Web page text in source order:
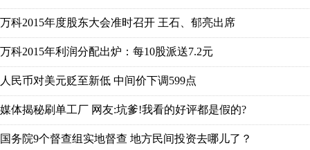
万科2015年度股东大会准时召开 王石、郁亮出席
万科2015年利润分配出炉：每10股派送7.2元
人民币对美元贬至新低 中间价下调599点
媒体揭秘刷单工厂 网友:坑爹!我看的好评都是假的?
国务院9个督查组实地督查 地方民间投资去哪儿了？